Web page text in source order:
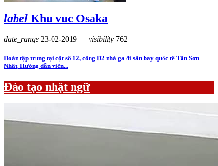
label Khu vuc Osaka
date_range 23-02-2019 visibility 762
Đoàn tập trung tại cột số 12, cổng D2 nhà ga đi sân bay quốc tế Tân Sơn
Nhất, Hướng dẫn viên...
Đào tạo nhật ngữ